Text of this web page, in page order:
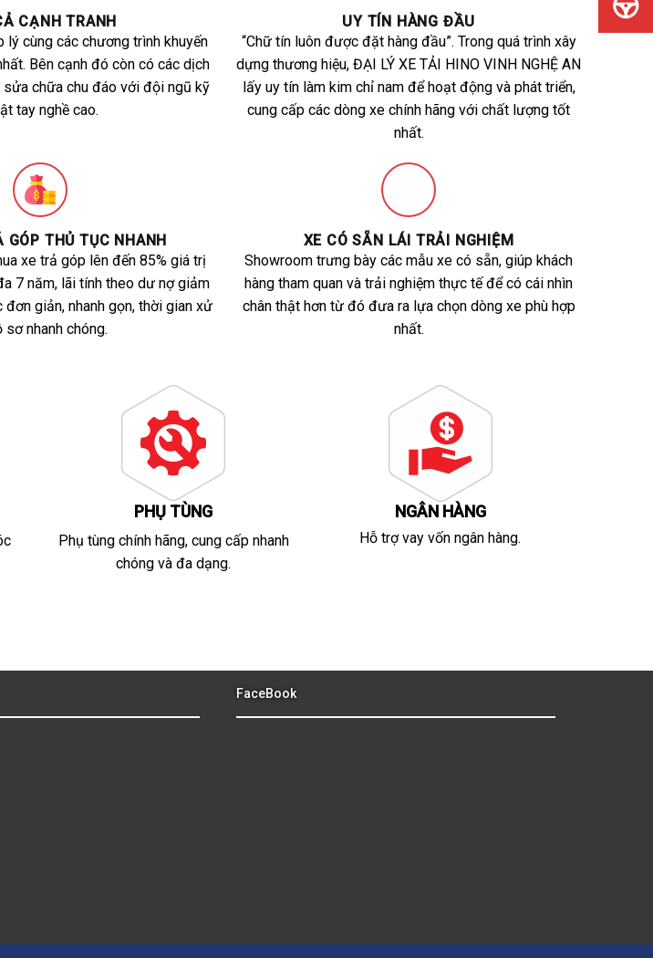
CẠNH TRANH
lý cùng các chương trình khuyến
Bên cạnh đó còn có các dịch
sửa chữa chu đáo với đội ngũ kỹ
tay nghề cao.
UY TÍN HÀNG ĐẦU
“Chữ tín luôn được đặt hàng đầu”. Trong quá trình xây
dựng thương hiệu, ĐẠI LÝ XE TẢI HINO VINH NGHỆ AN
lấy uy tín làm kim chỉ nam để hoạt động và phát triển,
cung cấp các dòng xe chính hãng với chất lượng tốt
nhất.
GÓP THỦ TỤC NHANH
xe trả góp lên đến 85% giá trị
7 năm, lãi tính theo dư nợ giảm
giản, nhanh gọn, thời gian xử
sơ nhanh chóng.
XE CÓ SẴN LÁI TRẢI NGHIỆM
Showroom trưng bày các mẫu xe có sẵn, giúp khách
hàng tham quan và trải nghiệm thực tế để có cái nhìn
chân thật hơn từ đó đưa ra lựa chọn dòng xe phù hợp
nhất.
PHỤ TÙNG
Phụ tùng chính hãng, cung cấp nhanh
chóng và đa dạng.
NGÂN HÀNG
Hỗ trợ vay vốn ngân hàng.
FaceBook